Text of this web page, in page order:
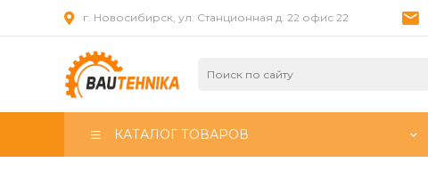
г. Новосибирск, ул. Станционная д. 22 офис 22
КАТАЛОГ ТОВАРОВ